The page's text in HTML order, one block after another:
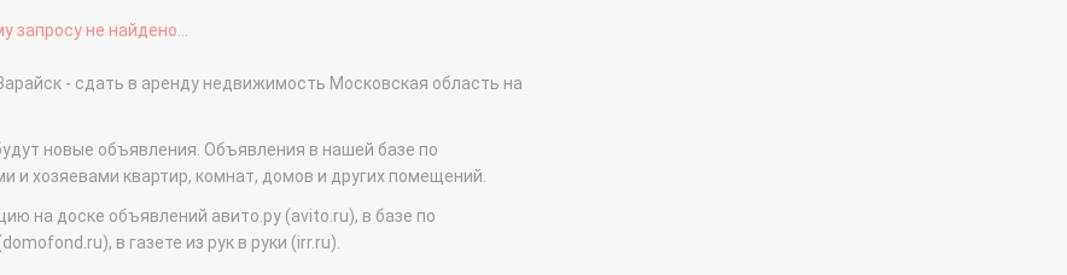
не найдено...
- сдать в аренду недвижимость Московская область на
новые объявления. Объявления в нашей базе по
хозяевами квартир, комнат, домов и других помещений.
на доске объявлений авито.ру (avito.ru), в базе по
в газете из рук в руки (irr.ru).